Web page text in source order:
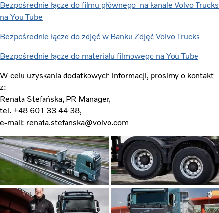
Bezpośrednie łącze do filmu głównego na kanale Volvo Trucks
na You Tube
Bezpośrednie łącze do zdjęć w Banku Zdjęć Volvo Trucks
Bezpośrednie łącze do materiału filmowego na You Tube
W celu uzyskania dodatkowych informacji, prosimy o kontakt
z:
Renata Stefańska, PR Manager,
tel. +48 601 33 44 38,
e-mail: renata.stefanska@volvo.com